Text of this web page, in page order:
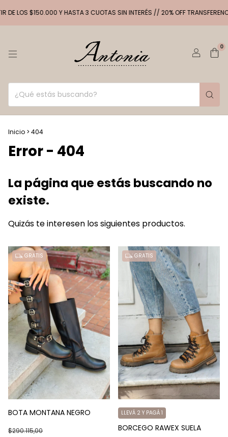
DE LOS $150.000 Y HASTA 3 CUOTAS SIN INTERÉS // 20% OFF
0
Inicio > 404
Error - 404
La página que estás buscando no
existe.
Quizás te interesen los siguientes productos.
GRATIS
BOTA MONTANA NEGRO
$290.115,00
GRATIS
BORCEGO RAWEX SUELA
LLEVÁ 2 Y PAGÁ 1